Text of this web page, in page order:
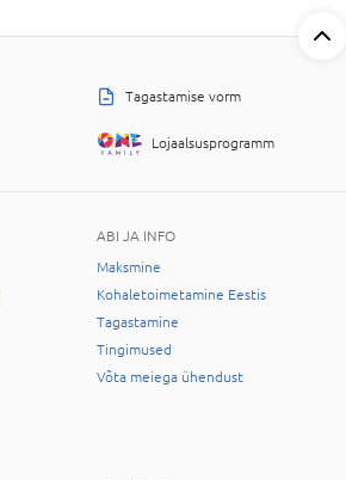
Tagastamise vorm
Lojaalsusprogramm
ABI JA INFO
Maksmine
Kohaletoimetamine Eestis
Tagastamine
Tingimused
Võta meiega ühendust